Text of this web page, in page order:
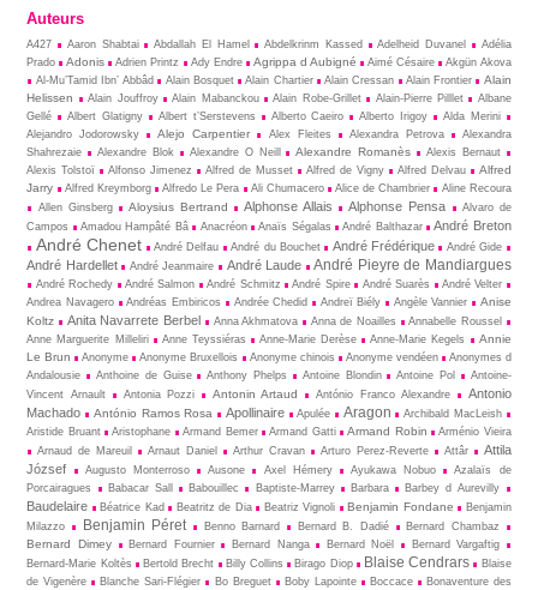
Auteurs
A427 Aaron Shabtai Abdallah El Hamel Abdelkrinm Kassed Adelheid Duvanel
Adélia
Prado
Adonis Adrien Printz Ady Endre Agrippa d Aubigné Aimé Césaire
Akgün Akova
Al-Mu’Tamid Ibn’ Abbâd
Alain Bosquet Alain Chartier Alain Cressan Alain Frontier
Alain
Helissen
Alain Jouffroy Alain Mabanckou Alain Robe-Grillet Alain-Pierre Pilllet
Albane
Gellé
Albert Glatigny Albert t’Serstevens Alberto Caeiro Alberto Irigoy
Alda Merini
Alejandro Jodorowsky
Alejo Carpentier Alex Fleites Alexandra Petrova
Alexandra
Shahrezaie
Alexandre Blok Alexandre O Neill Alexandre Romanès
Alexis Bernaut
Alexis Tolstoï
Alfonso Jimenez Alfred de Musset Alfred de Vigny Alfred Delvau
Alfred
Jarry
Alfred Kreymborg Alfredo Le Pera Ali Chumacero Alice de Chambrier
Aline Recoura
Allen Ginsberg
Aloysius Bertrand Alphonse Allais Alphonse Pensa
Alvaro de
Campos
Amadou Hampâté Bâ Anacréon Anaïs Ségalas André Balthazar André Breton
André Chenet André Delfau André du Bouchet André Frédérique André Gide
André Hardellet André Jeanmaire André Laude André Pieyre de Mandiargues
André Rochedy André Salmon André Schmitz André Spire André Suarès
André Velter
Andrea Navagero
Andréas Embiricos Andrée Chedid Andreï Biély Angèle Vannier
Anise
Koltz
Anita Navarrete Berbel Anna Akhmatova Anna de Noailles
Annabelle Roussel
Anne Marguerite Milleliri
Anne Teyssiéras Anne-Marie Derèse Anne-Marie Kegels
Annie
Le Brun
Anonyme Anonyme Bruxellois Anonyme chinois Anonyme vendéen
Anonymes d
Andalousie
Anthoine de Guise Anthony Phelps Antoine Blondin Antoine Pol
Antoine-
Vincent Arnault
Antonia Pozzi Antonin Artaud António Franco Alexandre
Antonio
Machado
António Ramos Rosa Apollinaire Apulée Aragon
Archibald MacLeish
Aristide Bruant
Aristophane Armand Bemer Armand Gatti Armand Robin
Arménio Vieira
Arnaud de Mareuil
Arnaut Daniel Arthur Cravan Arturo Perez-Reverte Attâr
Attila
József
Augusto Monterroso Ausone Axel Hémery Ayukawa Nobuo
Azalaïs de
Porcairagues
Babacar Sall Babouillec Baptiste-Marrey Barbara Barbey d Aurevilly
Baudelaire Béatrice Kad Beatritz de Dia Beatriz Vignoli Benjamin Fondane
Benjamin
Milazzo
Benjamin Péret Benno Barnard Bernard B. Dadié Bernard Chambaz
Bernard Dimey Bernard Fournier Bernard Nanga Bernard Noël
Bernard Vargaftig
Bernard-Marie Koltès
Bertold Brecht Billy Collins Birago Diop Blaise Cendrars
Blaise
de Vigenère
Blanche Sari-Flégier Bo Breguet Boby Lapointe Boccace
Bonaventure des